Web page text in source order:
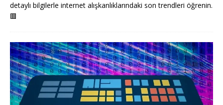
detaylı bilgilerle internet alışkanlıklarındaki son trendleri öğrenin.
🟥